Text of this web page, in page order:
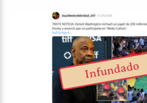
Infundado